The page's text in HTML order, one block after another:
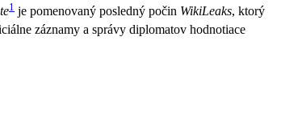
1 je pomenovaný posledný počin WikiLeaks, ktorý
záznamy a správy diplomatov hodnotiace